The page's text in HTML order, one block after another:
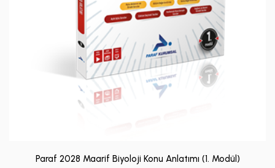
Paraf 2028 Maarif Biyoloji Konu Anlatımı (1. Modül)